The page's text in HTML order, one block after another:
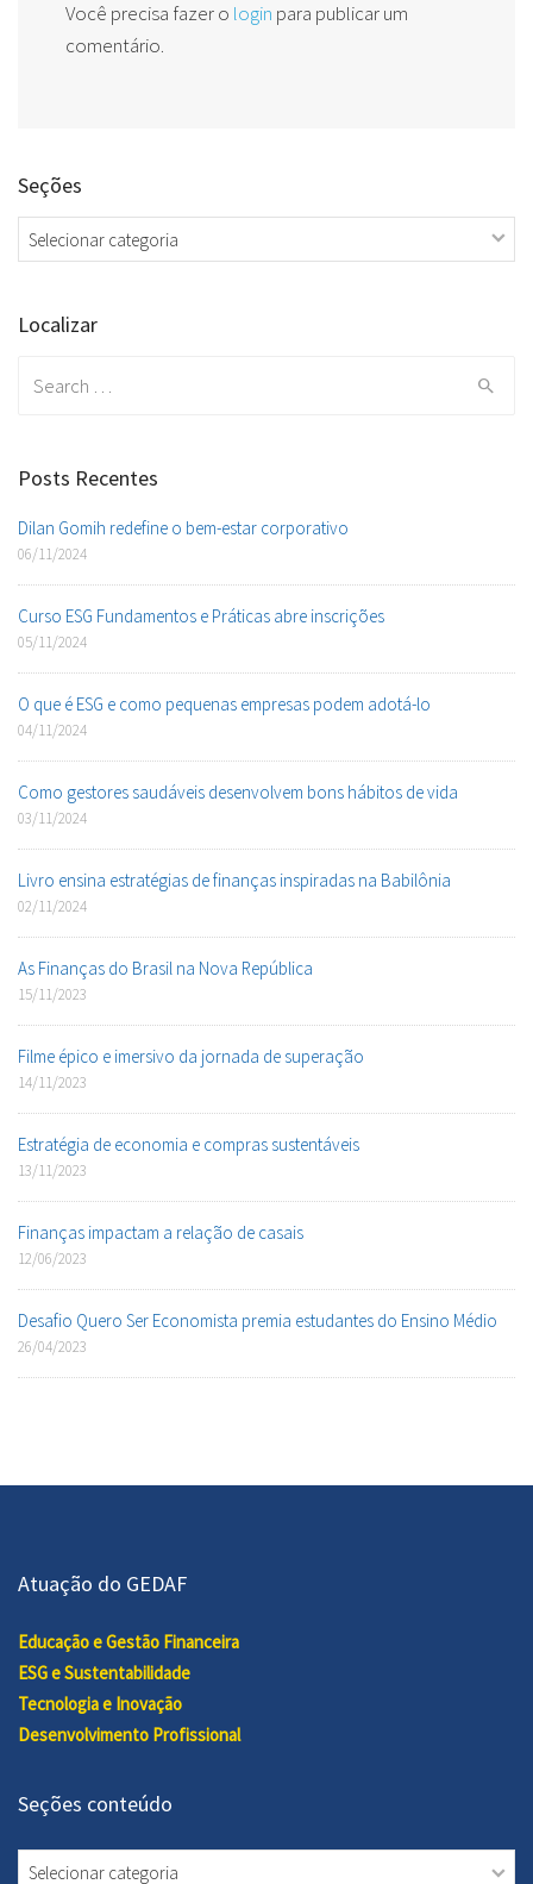
Você precisa fazer o login para publicar um
comentário.
Seções
Seções
Localizar
Posts Recentes
Dilan Gomih redefine o bem-estar corporativo
06/11/2024
Curso ESG Fundamentos e Práticas abre inscrições
05/11/2024
O que é ESG e como pequenas empresas podem adotá-lo
04/11/2024
Como gestores saudáveis desenvolvem bons hábitos de vida
03/11/2024
Livro ensina estratégias de finanças inspiradas na Babilônia
02/11/2024
As Finanças do Brasil na Nova República
15/11/2023
Filme épico e imersivo da jornada de superação
14/11/2023
Estratégia de economia e compras sustentáveis
13/11/2023
Finanças impactam a relação de casais
12/06/2023
Desafio Quero Ser Economista premia estudantes do Ensino Médio
26/04/2023
Atuação do GEDAF
Educação e Gestão Financeira
ESG e Sustentabilidade
Tecnologia e Inovação
Desenvolvimento Profissional
Seções conteúdo
Seções